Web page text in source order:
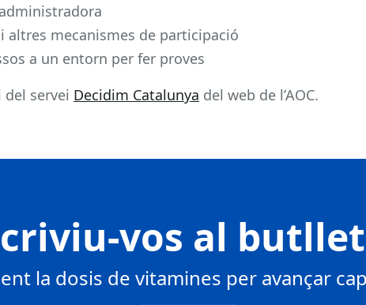
altres mecanismes de participació
a un entorn per fer proves
del servei Decidim Catalunya del web de l’AOC.
vos al
la dosis de vitamines per avançar